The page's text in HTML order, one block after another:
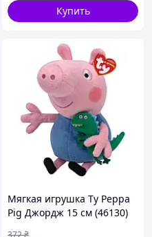
Купить
Мягкая игрушка Ty Peppa
Pig Джордж 15 см (46130)
372₴